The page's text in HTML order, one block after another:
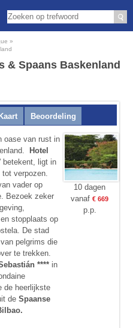
& Spaans Baskenland
Beoordeling
oase van rust in
Hotel
be­tekent, ligt in
verpozen.
vader op
Bezoek zeker
stopplaats op
De stad
pelgrims die
te trekken.
**** in
de heerlijkste
deSpaanse
10 dagen
vanaf€ 669
p.p.